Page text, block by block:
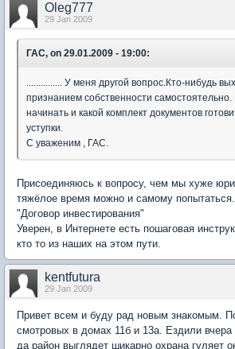
Oleg777
29 Jan 2009
ГАС, on 29.01.2009 - 19:00:
............... У меня другой вопрос.Кто-нибудь
признанием собственности самостоятельно.
начинать и какой комплект документов
уступки.
С уваженим , ГАС.
Присоединяюсь к вопросу, чем мы хуже
тяжёлое время можно и самому
"Договор инвестирования"
Уверен, в Интернете есть пошаговая
кто то из наших на этом пути.
kentfutura
29 Jan 2009
Привет всем и буду рад новым знакомым.
смотровых в домах 11б и 13а. Ездили
да район выглядет шикарно охрана гуляет